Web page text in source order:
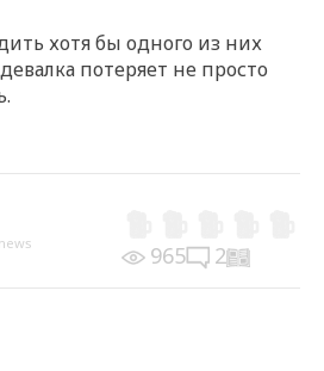
хотя бы одного из них
потеряет не просто
965 2